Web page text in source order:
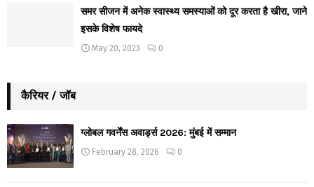
समर सीजन में अनेक स्वास्थ्य समस्याओं को दूर करता है खीरा, जाने
इसके विशेष फायदे
May 20, 2023 0
कैरियर / जॉब
ग्लोबल गवर्नेंस अवार्ड्स 2026: मुंबई में सम्मान
February 28, 2026 0